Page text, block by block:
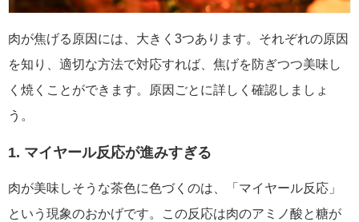
肉が焦げる原因には、大きく3つあります。それぞれの原因
を知り、適切な方法で対応すれば、焦げを防ぎつつ美味し
く焼くことができます。原因ごとに詳しく確認しましょ
う。
1. マイヤール反応が進みすぎる
肉が美味しそうな茶色に色づくのは、「マイヤール反応」
という現象のおかげです。この反応は肉のアミノ酸と糖が